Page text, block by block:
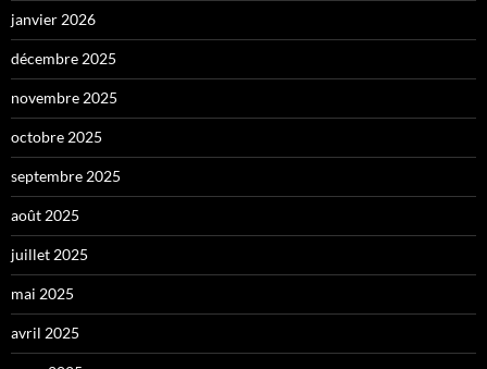
janvier 2026
décembre 2025
novembre 2025
octobre 2025
septembre 2025
août 2025
juillet 2025
mai 2025
avril 2025